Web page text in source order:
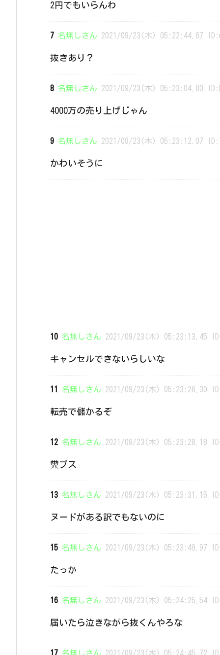
2円でもいらんわ
7 名無しさん 2021/09/23(木) 05:22:44.67
抜きあり？
8 名無しさん 2021/09/23(木) 05:23:04.80
4000万の売り上げじゃん
9 名無しさん 2021/09/23(木) 05:23:12.07
かわいそうに
10 名無しさん 2021/09/23(木) 05:23:13.45
キャンセルできないらしいな
11 名無しさん 2021/09/23(木) 05:23:26.30
転売で儲かるぞ
12 名無しさん 2021/09/23(木) 05:23:28.18
糞ブス
13 名無しさん 2021/09/23(木) 05:23:31.15
ヌードがある訳でもないのに
15 名無しさん 2021/09/23(木) 05:23:49.97
たっか
16 名無しさん 2021/09/23(木) 05:24:25.54
届いたら泣きながら抜くんやろな
17 名無しさん 2021/09/23(木) 05:24:45.72